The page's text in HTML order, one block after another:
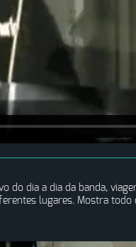
do dia a dia da banda,
lugares. Mostra todo